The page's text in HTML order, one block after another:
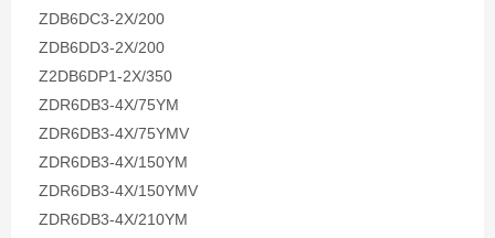
ZDB6DC3-2X/200
ZDB6DD3-2X/200
Z2DB6DP1-2X/350
ZDR6DB3-4X/75YM
ZDR6DB3-4X/75YMV
ZDR6DB3-4X/150YM
ZDR6DB3-4X/150YMV
ZDR6DB3-4X/210YM